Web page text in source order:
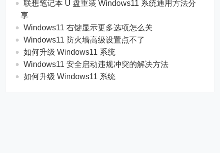
联想笔记本 U 盘重装 Windows11 系统通用方法分
享
Windows11 右键显示更多选项怎么关
Windows11 防火墙高级设置点不了
如何升级 Windows11 系统
Windows11 安全启动违规冲突的解决方法
如何升级 Windows11 系统